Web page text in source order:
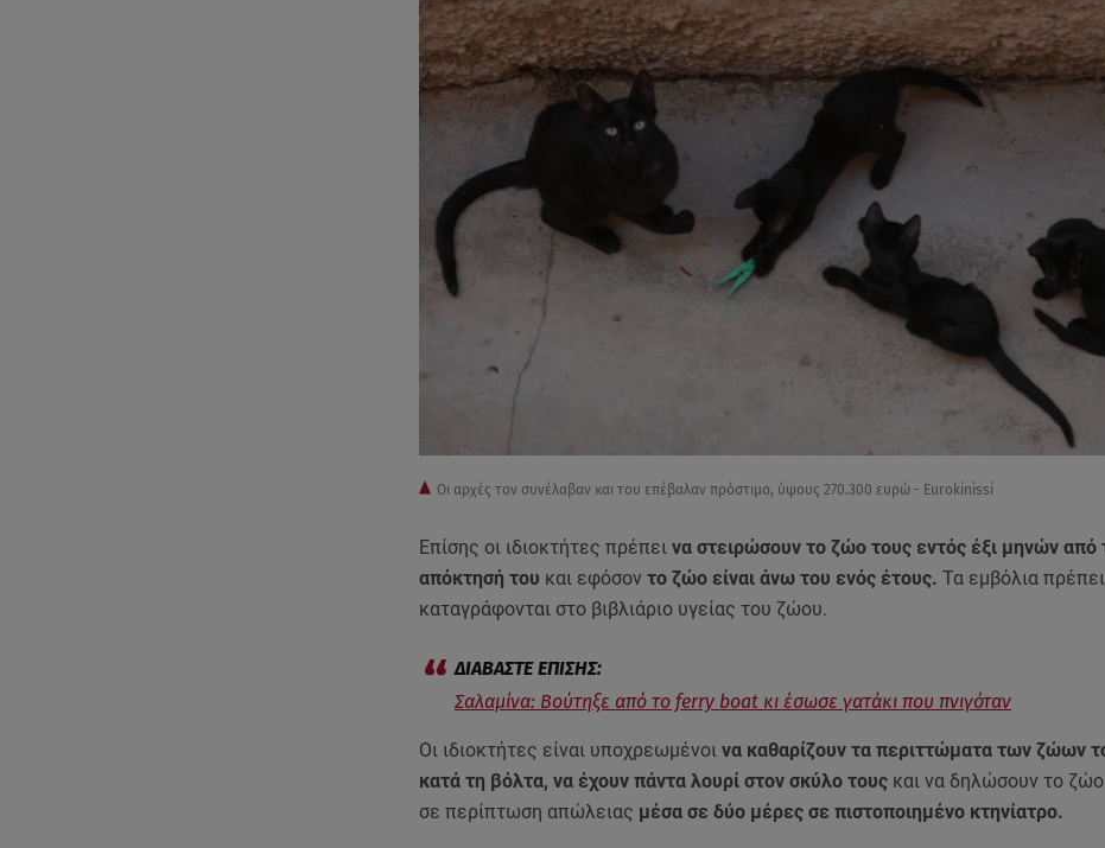
Οι αρχές τον συνέλαβαν και του επέβαλαν πρόστιμο, ύψους 270.300 ευρώ - Eurokinissi
Επίσης οι ιδιοκτήτες πρέπει να στειρώσουν το ζώο τους εντός έξι μηνών από
απόκτησή του και εφόσοντο ζώο είναι άνω του ενός έτους. Τα εμβόλια
καταγράφονται στο βιβλιάριο υγείας του ζώου.
Σαλαμίνα: Βούτηξε από το ferry boat κι έσωσε γατάκι που πνιγόταν
Οι ιδιοκτήτες είναι υποχρεωμένοι να καθαρίζουν τα περιττώματα των ζώων
κατά τη βόλτα, να έχουν πάντα λουρί στον σκύλο τους και να δηλώσουν το
σε περίπτωση απώλειας μέσα σε δύο μέρες σε πιστοποιημένο κτηνίατρο.